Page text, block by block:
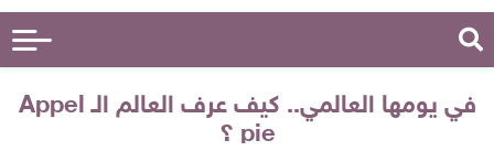
في يومها العالمي.. كيف عرف العالم الـ Appel
pie ؟